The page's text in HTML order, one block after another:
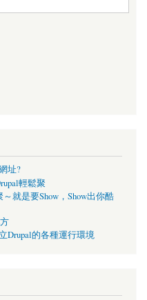
址?
輕鬆聚
就是要Show，Show出你酷
Drupal的各種運行環境